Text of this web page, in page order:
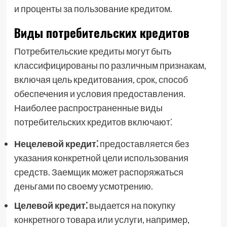
и проценты за пользование кредитом.
Виды потребительских кредитов
Потребительские кредиты могут быть
классифицированы по различным признакам,
включая цель кредитования, срок, способ
обеспечения и условия предоставления.
Наиболее распространенные виды
потребительских кредитов включают⁚
Нецелевой кредит⁚предоставляется без
указания конкретной цели использования
средств. Заемщик может распоряжаться
деньгами по своему усмотрению.
Целевой кредит⁚выдается на покупку
конкретного товара или услуги, например,